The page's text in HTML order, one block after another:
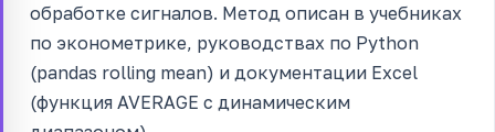
обработке сигналов. Метод описан в учебниках
по эконометрике, руководствах по Python
(pandas rolling mean) и документации Excel
(функция AVERAGE с динамическим